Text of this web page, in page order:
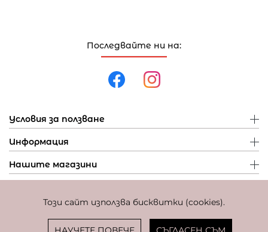
Този сайт използва бисквитки (cookies).
Последвайте ни на:
Условия за ползване
Информация
Нашите магазини
Фиксиран курс за превалутиране: 1 EUR = 1,95583 BGN